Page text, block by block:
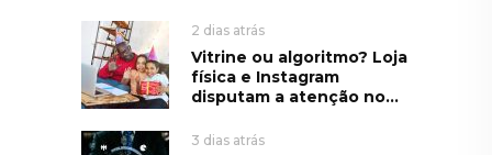
2 dias atrás
Vitrine ou algoritmo? Loja
física e Instagram
disputam a atenção no...
3 dias atrás